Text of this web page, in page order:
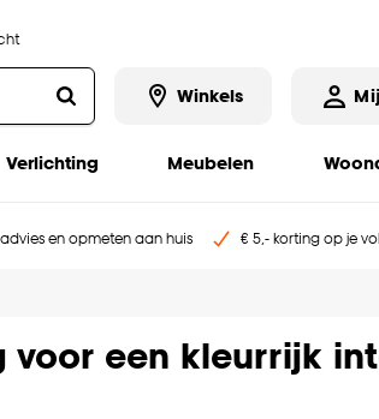
Winkels
Verlichting Meubelen
en opmeten aan huis € 5,- korting op je
voor een kleurrijk